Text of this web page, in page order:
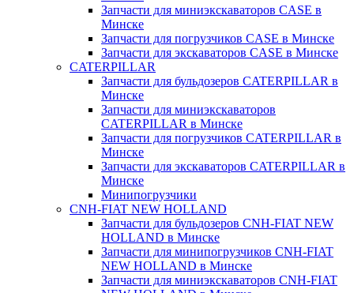
Запчасти для миниэкскаваторов CASE в
Минске
Запчасти для погрузчиков CASE в Минске
Запчасти для экскаваторов CASE в Минске
CATERPILLAR
Запчасти для бульдозеров CATERPILLAR в
Минске
Запчасти для миниэкскаваторов
CATERPILLAR в Минске
Запчасти для погрузчиков CATERPILLAR в
Минске
Запчасти для экскаваторов CATERPILLAR в
Минскe
Минипогрузчики
CNH-FIAT NEW HOLLAND
Запчасти для бульдозеров CNH-FIAT NEW
HOLLAND в Минске
Запчасти для минипогрузчиков CNH-FIAT
NEW HOLLAND в Минске
Запчасти для миниэкскаваторов CNH-FIAT